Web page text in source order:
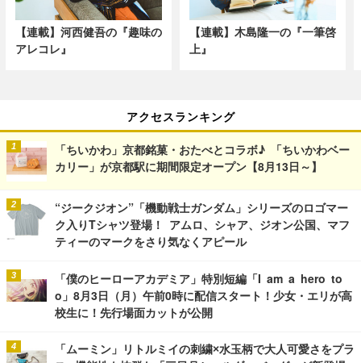
【連載】河西健吾の『趣味の
アレコレ』
【連載】木島隆一の『一筆啓
上』
アクセスランキング
「ちいかわ」京都銘菓・おたべとコラボ♪ 「ちいかわベー
カリー」が京都駅に期間限定オープン【8月13日～】
“ジークジオン”「機動戦士ガンダム」シリーズのロゴマー
ク入りTシャツ登場！ アムロ、シャア、ジオン公国、マフ
ティーのマークをさり気なくアピール
「僕のヒーローアカデミア」特別短編「I am a hero to
o」8月3日（月）午前0時に配信スタート！少女・エリが高
校生に！先行場面カットが公開
「ムーミン」リトルミイの刺繍×水玉柄で大人可愛さをプラ